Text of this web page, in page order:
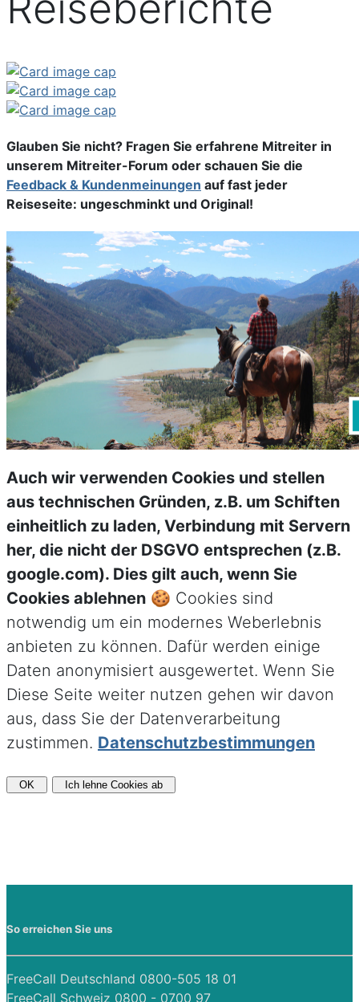
Glauben Sie nicht? Fragen Sie erfahrene Mitreiter in
unserem Mitreiter-Forum oder schauen Sie die
Feedback & Kundenmeinungen auf fast jeder
Reiseseite: ungeschminkt und Original!
Auch wir verwenden Cookies und stellen
aus technischen Gründen, z.B. um Schiften
einheitlich zu laden, Verbindung mit Servern
her, die nicht der DSGVO entsprechen (z.B.
google.com). Dies gilt auch, wenn Sie
Cookies ablehnen 🍪 Cookies sind
notwendig um ein modernes Weberlebnis
anbieten zu können. Dafür werden einige
Daten anonymisiert ausgewertet. Wenn Sie
Diese Seite weiter nutzen gehen wir davon
aus, dass Sie der Datenverarbeitung
zustimmen. Datenschutzbestimmungen
OK Ich lehne Cookies ab
So erreichen Sie uns
FreeCall Deutschland 0800-505 18 01
FreeCall Schweiz 0800 - 0700 97